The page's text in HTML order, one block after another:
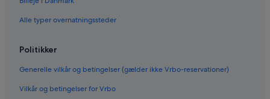
Alle typer overnatningssteder
Politikker
Generelle vilkår og betingelser (gælder ikke Vrbo-reservationer)
Vilkår og betingelser for Vrbo